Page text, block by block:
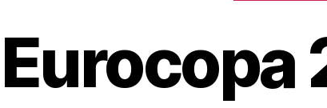
Eurocopa